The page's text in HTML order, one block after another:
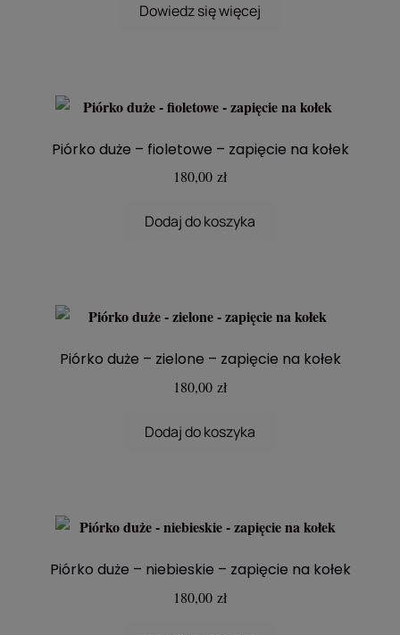
Dowiedz się więcej
Piórko duże – fioletowe – zapięcie na kołek
180,00 zł
Dodaj do koszyka
Piórko duże – zielone – zapięcie na kołek
180,00 zł
Dodaj do koszyka
Piórko duże – niebieskie – zapięcie na kołek
180,00 zł